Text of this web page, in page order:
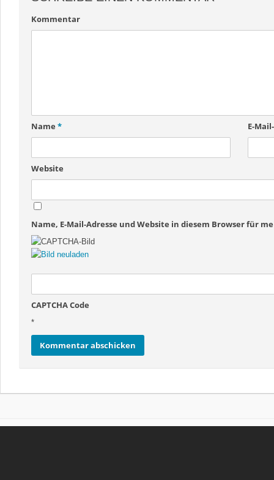
Kommentar
Name * E-
Website
Name, E-Mail-Adresse und Website in diesem Browser für
CAPTCHA Code
*